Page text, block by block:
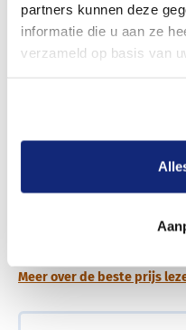
partners kunnen deze
informatie die u aan ze
verzameld op basis van
Dit kost een
Meer over de beste prijs